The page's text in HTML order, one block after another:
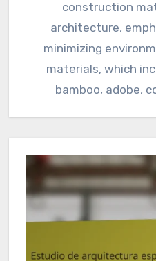
construction
architecture,
minimizing
materials, which
bamboo, adobe,